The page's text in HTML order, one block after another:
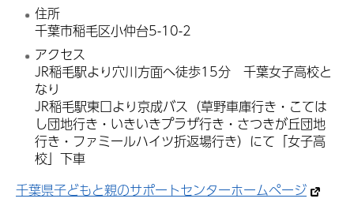
住所
千葉市稲毛区小仲台5-10-2
アクセス
JR稲毛駅より穴川方面へ徒歩15分 千葉女子高校と
なり
JR稲毛駅東口より京成バス（草野車庫行き・こては
し団地行き・いきいきプラザ行き・さつきが丘団地
行き・ファミールハイツ折返場行き）にて「女子高
校」下車
千葉県子どもと親のサポートセンターホームページ